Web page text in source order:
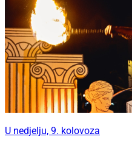
U nedjelju, 9. kolovoza